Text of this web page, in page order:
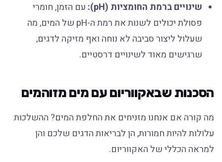
שינויים ברמת החומציות (pH):
עם הזמן, חומרי
פסולת יכולים לשנות את רמת ה-pH של המים, מה
שעלול ליצור סביבה לא נוחה ואף מזיקה לדגים,
שרגישים מאוד לשינויים דרסטיים.
הסכנות שבאקווריום עם מים מזוהמים
מה קורה אם אנחנו מזניחים את החלפת המים? ההשלכות
עלולות להיות חמורות, הן לבריאות הדגים שלכם והן
למראה הכללי של האקווריום.